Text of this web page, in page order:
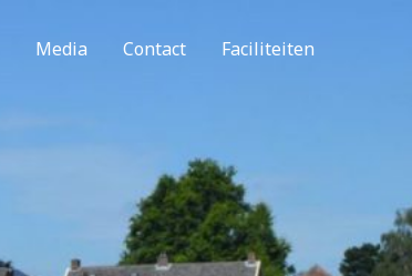
Media Contact Faciliteiten